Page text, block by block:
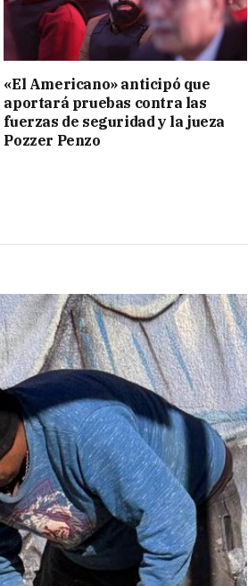
«El Americano» anticipó que
aportará pruebas contra las
fuerzas de seguridad y la jueza
Pozzer Penzo